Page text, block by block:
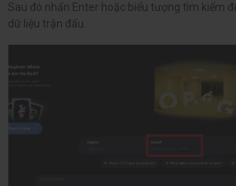
Sau đó nhấn Enter hoặc biểu tượng tìm kiếm
dữ liệu trận đấu.